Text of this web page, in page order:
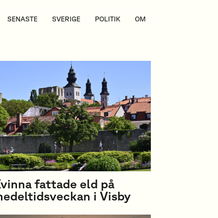
SENASTE SVERIGE POLITIK OM
fattade eld på
i Visby